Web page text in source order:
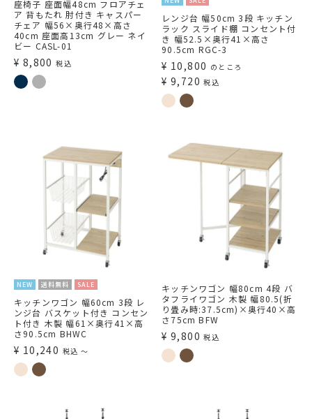
座椅子 座面幅48cm フロアチェ
ア 背もたれ 肘付き キャスパー
チェア 幅56×奥行48×高さ
40cm 座面高13cm グレー ネイ
ビー CASL-01
¥ 8,800 税込
レンジ台 幅50cm 3段 キッチン
ラック スライド棚 コンセント付
き 幅52.5×奥行41×高さ
90.5cm RGC-3
¥ 10,800 のところ
¥ 9,720 税込
NEW 送料無料 SALE
キッチンワゴン 幅60cm 3段 レ
ンジ台 バスケット付き コンセン
ト付き 木製 幅61×奥行41×高
さ90.5cm BHWC
¥ 10,240 税込 〜
キッチンワゴン 幅80cm 4段 バ
タフライワゴン 木製 幅80.5(折
り畳み時:37.5cm)×奥行40×高
さ75cm BFW
¥ 9,800 税込